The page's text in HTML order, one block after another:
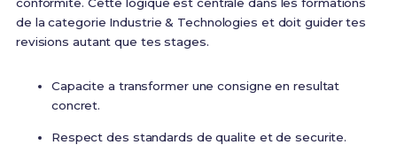
de la categorie Industrie & Technologies et doit guider tes
revisions autant que tes stages.
Capacite a transformer une consigne en resultat
concret.
Respect des standards de qualite et de securite.